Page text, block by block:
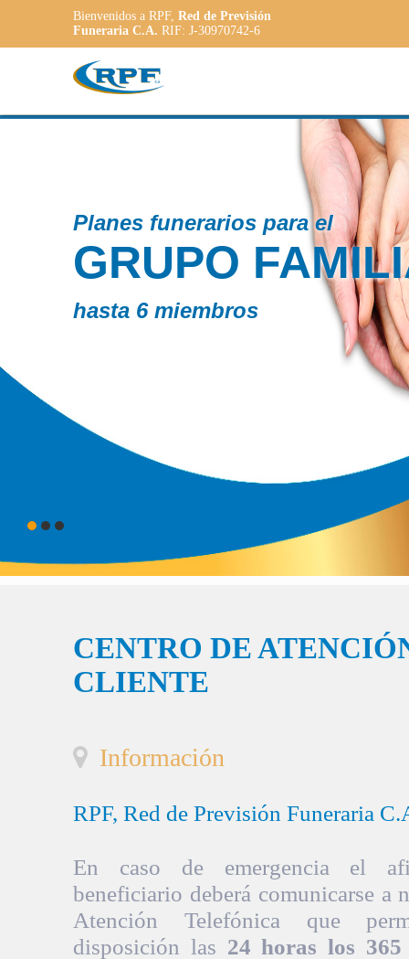
Bienvenidos a RPF, Red de Previsión
Funeraria C.A. RIF: J-30970742-6
CENTRO DE
CLIENTE
Información
RPF, Red de Previsión Funeraria
En caso de emergencia el
beneficiario deberá comunicarse a
Atención Telefónica que
disposición las 24 horas los